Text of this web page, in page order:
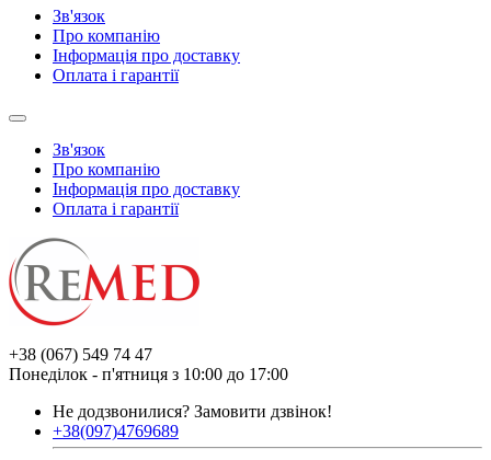
Зв'язок
Про компанію
Інформація про доставку
Оплата і гарантії
Зв'язок
Про компанію
Інформація про доставку
Оплата і гарантії
+38 (067) 549 74 47
Понеділок - п'ятниця з 10:00 до 17:00
Не додзвонилися? Замовити дзвінок!
+38(097)4769689